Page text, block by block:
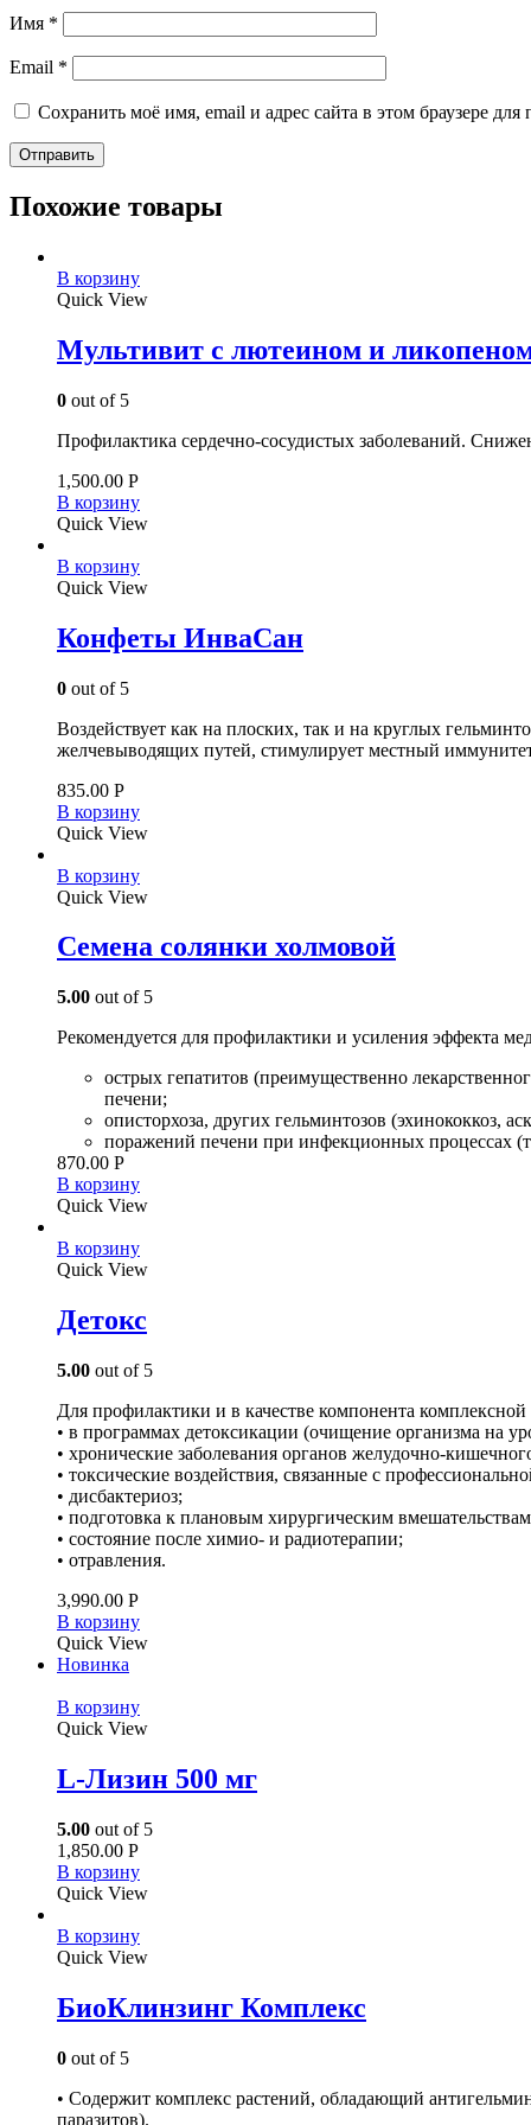
Имя *
Email *
Сохранить моё имя, email и адрес сайта в этом браузере
Похожие товары
В корзину
Quick View
Мультивит с лютеином и
0 out of 5
Профилактика сердечно-сосудистых заболеваний.
1,500.00 Р
В корзину
Quick View
В корзину
Quick View
Конфеты ИнваСан
0 out of 5
Воздействует как на плоских, так и на круглых
желчевыводящих путей, стимулирует местный
835.00 Р
В корзину
Quick View
В корзину
Quick View
Семена солянки холмовой
5.00 out of 5
Рекомендуeтся для профилактики и усиления эффекта
острых гепатитов (преимущественно
печени;
описторхоза, других гельминтозов (эхинококкоз,
поражений печени при инфекционных процессах
870.00 Р
В корзину
Quick View
В корзину
Quick View
Детокс
5.00 out of 5
Для профилактики и в качестве компонента
• в программах детоксикации (очищение организма на
• хронические заболевания органов желудочно-
• токсические воздействия, связанные с
• дисбактериоз;
• подготовка к плановым хирургическим
• состояние после химио- и радиотерапии;
• отравления.
3,990.00 Р
В корзину
Quick View
Новинка
В корзину
Quick View
L-Лизин 500 мг
5.00 out of 5
1,850.00 Р
В корзину
Quick View
В корзину
Quick View
БиоКлинзинг Комплекс
0 out of 5
• Содержит комплекс растений, обладающий
паразитов).